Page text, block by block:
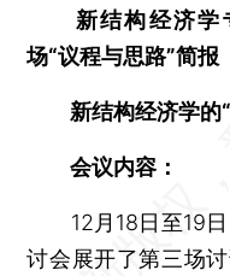
新结构经济学
场“议程与思路”简报
新结构经济学的“
会议内容：
12月18日至19日
讨会展开了第三场